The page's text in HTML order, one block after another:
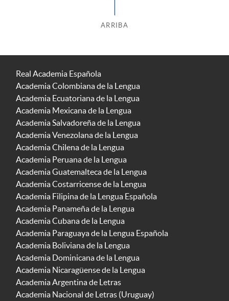
ARRIBA
Real Academia Española
Academia Colombiana de la Lengua
Academia Ecuatoriana de la Lengua
Academia Mexicana de la Lengua
Academia Salvadoreña de la Lengua
Academia Venezolana de la Lengua
Academia Chilena de la Lengua
Academia Peruana de la Lengua
Academia Guatemalteca de la Lengua
Academia Costarricense de la Lengua
Academia Filipina de la Lengua Española
Academia Panameña de la Lengua
Academia Cubana de la Lengua
Academia Paraguaya de la Lengua Española
Academia Boliviana de la Lengua
Academia Dominicana de la Lengua
Academia Nicaragüense de la Lengua
Academia Argentina de Letras
Academia Nacional de Letras (Uruguay)